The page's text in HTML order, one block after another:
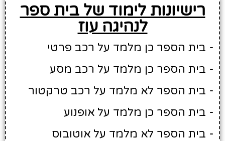
רישיונות לימוד של בית ספר
לנהיגה עוז
- בית הספר כן מלמד על רכב פרטי
- בית הספר כן מלמד על רכב מסע
- בית הספר לא מלמד על רכב טרקטור
- בית הספר כן מלמד על אופנוע
- בית הספר לא מלמד על אוטובוס